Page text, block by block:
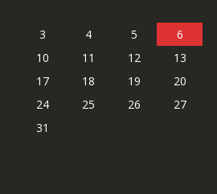
3
4 5 6
10
11 12 13
17
18 19 20
24
25 26 27
31